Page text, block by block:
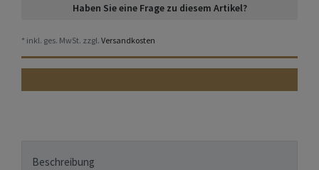
Haben Sie eine Frage zu diesem Artikel?
* inkl. ges. MwSt. zzgl. Versandkosten
Beschreibung